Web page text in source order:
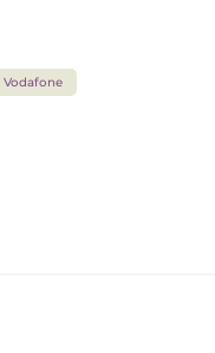
Vodafone